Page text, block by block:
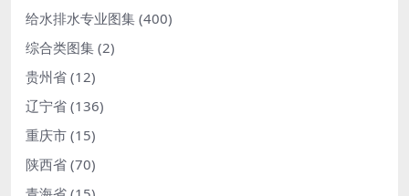
给水排水专业图集 (400)
综合类图集 (2)
贵州省 (12)
辽宁省 (136)
重庆市 (15)
陕西省 (70)